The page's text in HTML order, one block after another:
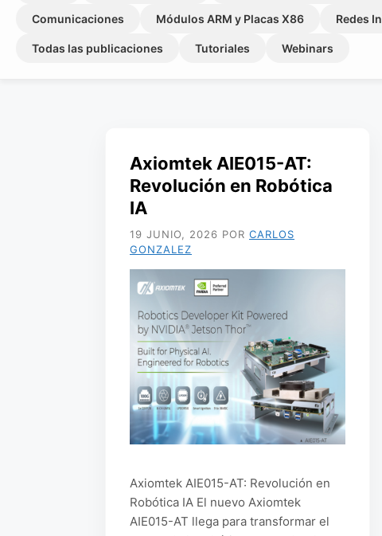
Comunicaciones Módulos ARM y Placas X86 Redes
Todas las publicaciones Tutoriales Webinars
Axiomtek AIE015-AT:
Revolución en Robótica
IA
19 JUNIO, 2026 POR CARLOS
GONZALEZ
Axiomtek AIE015-AT: Revolución en
Robótica IA El nuevo Axiomtek
AIE015-AT llega para transformar el